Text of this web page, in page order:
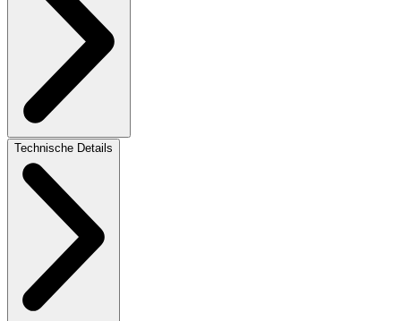
Technische Details